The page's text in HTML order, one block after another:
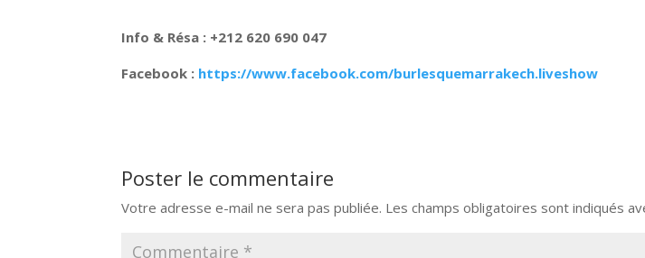
Info & Résa : +212 620 690 047
Facebook : https://www.facebook.com/burlesquemarrakech.liveshow
Poster le commentaire
Votre adresse e-mail ne sera pas publiée. Les champs obligatoires sont indiqués